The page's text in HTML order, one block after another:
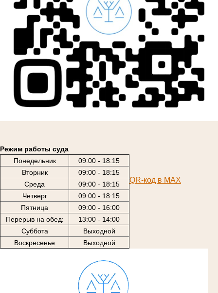
Режим работы суда
Понедельник
09:00 - 18:15
Вторник
09:00 - 18:15
Среда
09:00 - 18:15
Четверг
09:00 - 18:15
Пятница
09:00 - 16:00
Перерыв на обед:
13:00 - 14:00
Суббота
Выходной
Воскресенье
Выходной
QR-код в МАХ